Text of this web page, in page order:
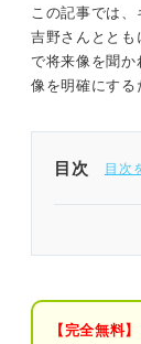
※AIの特性上
と併せてご
この記事では
吉野さんととも
で将来像を聞か
像を明確にする
目次
そ
る
【完全無料】